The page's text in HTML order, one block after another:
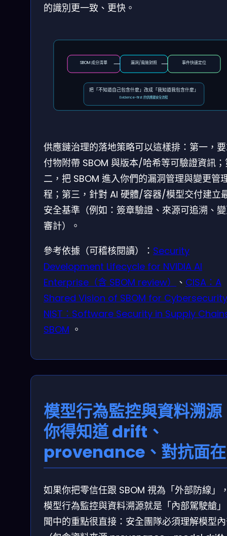
的識別更一致、更快。
SBOM 成分清單 漏洞/風險對照 事件快速定位
把「不知道自己包含什麼」改成「我知道我包含什麼」
Evidence-first 的供應鏈安全流程
供應鏈治理的落地策略可以這樣排：第一，
付物附帶 SBOM 與版本/哈希等可驗證資訊
二，把 SBOM 進入你們的漏洞管理與變更管
程；第三，針對 AI 硬體/容器/模型交付建立
安全基準（例如：簽章驗證、來源可追溯、
審計）。
參考依據（可稽核閱讀）： Security
Development Lifecycle for NVIDIA AI
Enterprise（含 SBOM review）
、 CISA：A
Shared Vision of SBOM for Cybersecurity
NIST：Software Security in Supply
SBOM 。
模型行為監控與資料溯源
你得知道 drift、
provenance、對抗面
如果你把零信任跟 SBOM 視為「外部防線」
模型行為監控與資料溯源就是「內部駕駛艙
聞中的重點很直接：安全團隊必須理解模型